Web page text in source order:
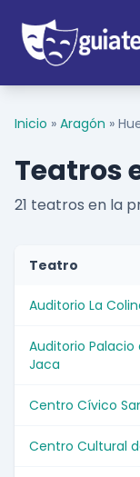
Inicio » Aragón »
Teatros
21 teatros en la
Teatro
Auditorio La
Auditorio Palacio
Jaca
Centro Cívico
Centro Cultural